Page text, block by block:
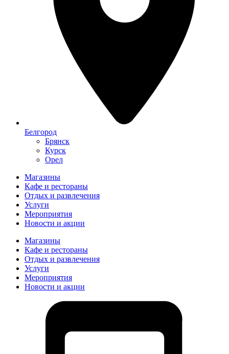
Белгород
Брянск
Курск
Орел
Магазины
Кафе и рестораны
Отдых и развлечения
Услуги
Мероприятия
Новости и акции
Магазины
Кафе и рестораны
Отдых и развлечения
Услуги
Мероприятия
Новости и акции